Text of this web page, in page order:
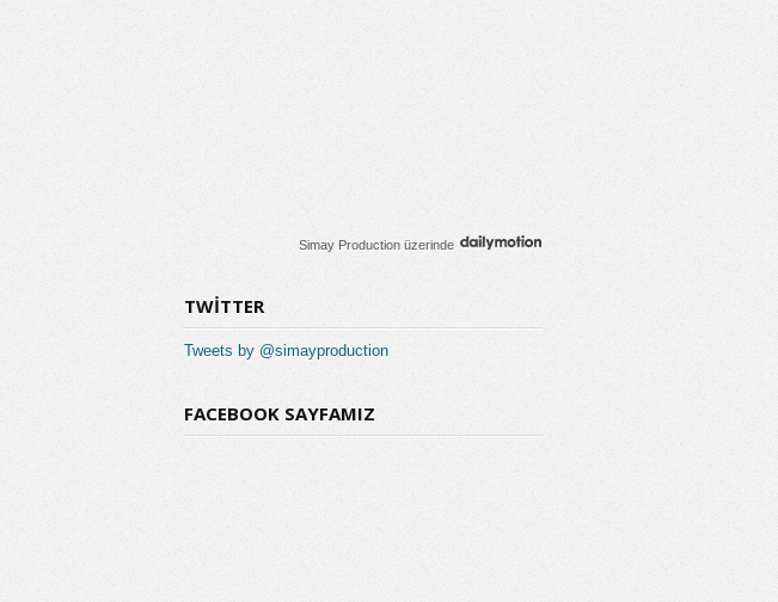
Simay Production üzerinde
TWITTER
Tweets by @simayproduction
FACEBOOK SAYFAMIZ